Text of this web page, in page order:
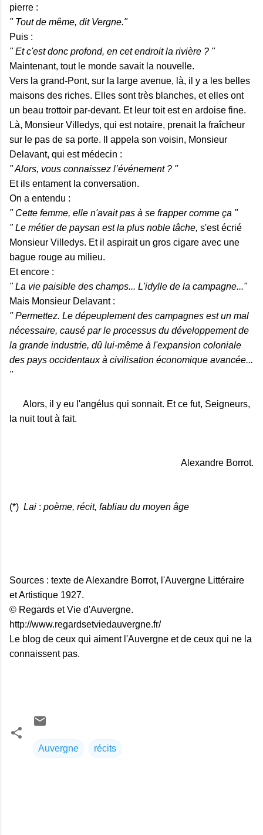
pierre :
" Tout de même, dit Vergne."
Puis :
" Et c'est donc profond, en cet endroit la rivière ? "
Maintenant, tout le monde savait la nouvelle.
Vers la grand-Pont, sur la large avenue, là, il y a les belles
maisons des riches. Elles sont très blanches, et elles ont
un beau trottoir par-devant. Et leur toit est en ardoise fine.
Là, Monsieur Villedys, qui est notaire, prenait la fraîcheur
sur le pas de sa porte. Il appela son voisin, Monsieur
Delavant, qui est médecin :
" Alors, vous connaissez l’événement ? "
Et ils entament la conversation.
On a entendu :
" Cette femme, elle n'avait pas à se frapper comme ça "
" Le métier de paysan est la plus noble tâche, s'est écrié
Monsieur Villedys. Et il aspirait un gros cigare avec une
bague rouge au milieu.
Et encore :
" La vie paisible des champs... L'idylle de la campagne..."
Mais Monsieur Delavant :
" Permettez. Le dépeuplement des campagnes est un mal
nécessaire, causé par le processus du développement de
la grande industrie, dû lui-même à l'expansion coloniale
des pays occidentaux à civilisation économique avancée...
"
Alors, il y eu l'angélus qui sonnait. Et ce fut, Seigneurs,
la nuit tout à fait.
Alexandre Borrot.
(*) Lai : poème, récit, fabliau du moyen âge
Sources : texte de Alexandre Borrot, l'Auvergne Littéraire
et Artistique 1927.
© Regards et Vie d'Auvergne.
http://www.regardsetviedauvergne.fr/
Le blog de ceux qui aiment l'Auvergne et de ceux qui ne la
connaissent pas.
Auvergne récits